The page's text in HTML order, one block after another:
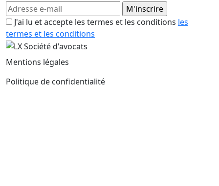
J'ai lu et accepte les termes et les conditions les
termes et les conditions
Mentions légales
Politique de confidentialité